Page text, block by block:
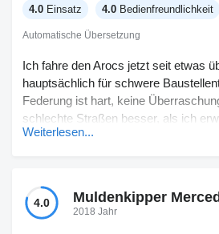
4.0 Einsatz 4.0 Bedienfreundlichkeit
Automatische Übersetzung
Ich fahre den Arocs jetzt seit etwas
hauptsächlich für schwere
Federung ist hart, keine
schlechte Straßen besser, als ich
Kabinenaufteilung passt, sobald man
Einzige, der darüber meckert. Die
es ist schließlich Mercedes. Aber
Ausfallzeiten, das hilft. Der Komfort
Weiterlesen...
4.0 Muldenkipper
2018 Jahr